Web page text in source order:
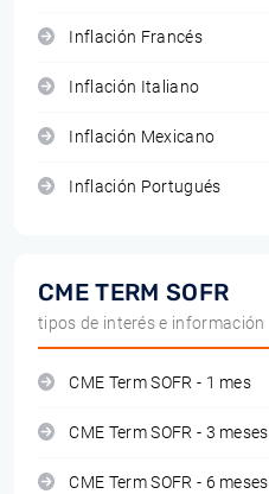
Inflación Francés
Inflación Italiano
Inflación Mexicano
Inflación Portugués
CME TERM SOFR
tipos de interés e información
CME Term SOFR - 1 mes
CME Term SOFR - 3 meses
CME Term SOFR - 6 meses